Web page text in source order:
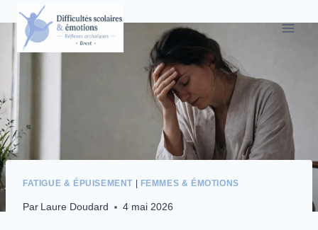
Aller
contenu
FATIGUE & ÉPUISEMENT | FEMMES & ÉMOTIONS
Par Laure Doudard 4 mai 2026